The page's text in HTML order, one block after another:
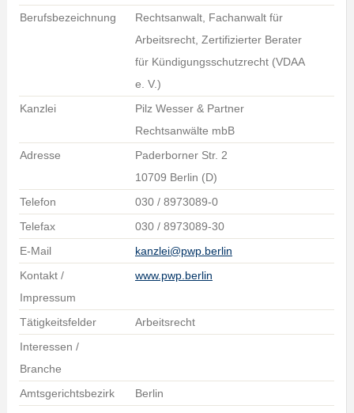
Berufsbezeichnung
Rechtsanwalt, Fachanwalt für
Arbeitsrecht, Zertifizierter Berater
für Kündigungsschutzrecht (VDAA
e. V.)
Kanzlei
Pilz Wesser & Partner
Rechtsanwälte mbB
Adresse
Paderborner Str. 2
10709 Berlin (D)
Telefon
030 / 8973089-0
Telefax
030 / 8973089-30
E-Mail
kanzlei@pwp.berlin
Kontakt /
Impressum
www.pwp.berlin
Tätigkeitsfelder
Arbeitsrecht
Interessen /
Branche
Amtsgerichtsbezirk
Berlin